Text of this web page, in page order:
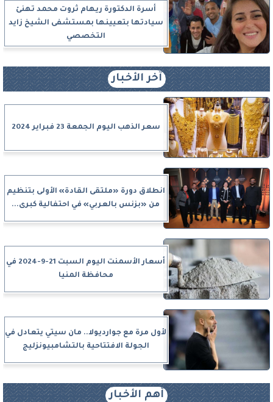
أسرة الدكتورة ريهام ثروت محمد تهنئ
سيادتها بتعيينها بمستشفى الشيخ زايد
التخصصي
آخر الأخبار
سعر الذهب اليوم الجمعة 23 فبراير 2024
انطلاق دورة «ملتقى القادة» الأولى بتنظيم
من «بزنس بالعربي» في احتفالية كبرى...
أسعار الأسمنت اليوم السبت 21-9-2024 في
محافظة المنيا
لأول مرة مع جوارديولا.. مان سيتي يتعادل في
الجولة الافتتاحية بالتشامبيونزليج
أهم الأخبار